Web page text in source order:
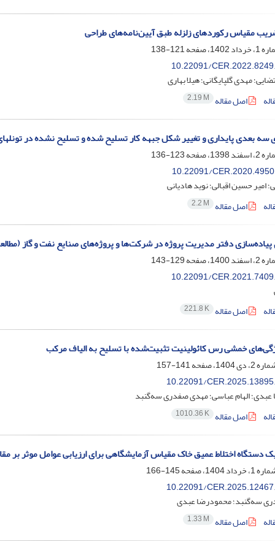
مقیاس رکوردهای زلزله طبق آیین‌نامه‌های طراحی
121-138
10.22091/
مهدی گلپایگانی؛ هیلا بهاری
اصل مقاله 2.19 M
بعدی پایداری و تغییر شکل جبهه کار تسلیح شده و تسلیح نشده در
123-136
10.22091/
امیر حسین اقبالی؛ نوید هادیانی
اصل مقاله 2.2 M
دفتر مدیریت پروژه در شرکت‌ها و پروژه‌های صنایع نفت و گاز
129-143
10.22091/
اصل مقاله 221.8 K
خمشی رس کائولینیت تثبیت‌شده با تسلیح به الیاف مرکب
141-157
10.22091/
الهام عباسی؛ مهدی صفدری سه‌گنبد
اصل مقاله 1010.36 K
دستگاه اختلاط عمیق خاک مقیاس آزمایشگاهی برای ارزیابی عوامل موثر
145-166
10.22091/
سه‌گنبد؛ محمودرضا عبدی
اصل مقاله 1.33 M